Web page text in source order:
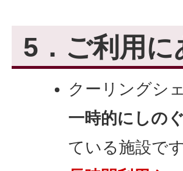
5．ご利用
クーリングシ
一時的にしの
ている施設です